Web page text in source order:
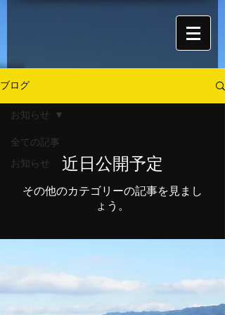
ブログ
全ての記事
お知らせ
お知らせ
近日公開予定
その他のカテゴリーの記事を見まし
ょう。